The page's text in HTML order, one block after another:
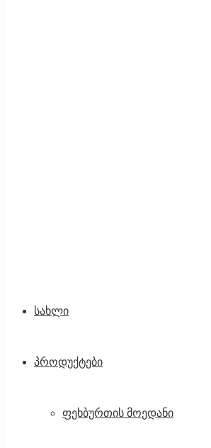
სახლი
პროდუქტები
ფეხბურთის მოედანი